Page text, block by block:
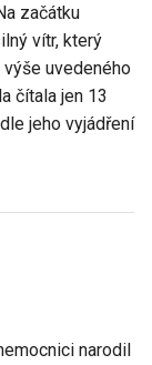
začátku
vítr, který
uvedeného
čítala jen 13
jeho vyjádření
narodil